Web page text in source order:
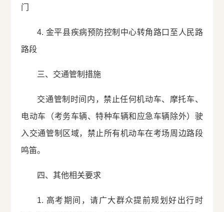
门
4. 金平县疾病预防控制中心转角路口至人民路
路段
三、交通管制措施
交通管制时间内，禁止任何机动车、摩托车、
电动车（考务车辆、特种车辆和应急车辆除外）驶
入交通管制区域，禁止所有机动车在考场周边路段
鸣笛。
四、其他相关要求
1. 高考期间，请广大群众提前规划好出行时